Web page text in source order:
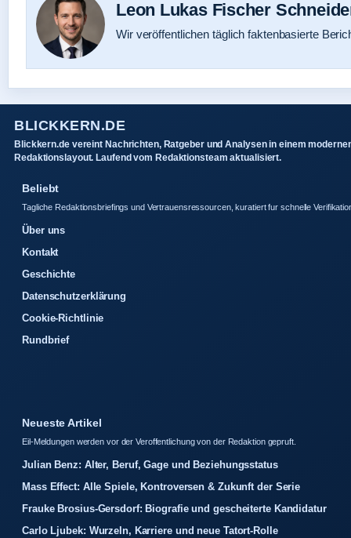
Leon Lukas Fischer
Wir veröffentlichen täglich faktenbasierte
BLICKKERN.DE
Blickkern.de vereint Nachrichten, Ratgeber und Analysen in einem
Redaktionslayout. Laufend vom Redaktionsteam aktualisiert.
Beliebt
Tagliche Redaktionsbriefings und Vertrauensressourcen, kuratiert fur schnelle
Über uns
Kontakt
Geschichte
Datenschutzerklärung
Cookie-Richtlinie
Rundbrief
Neueste Artikel
Eil-Meldungen werden vor der Veroffentlichung von der Redaktion gepruft.
Julian Benz: Alter, Beruf, Gage und Beziehungsstatus
Mass Effect: Alle Spiele, Kontroversen & Zukunft der Serie
Frauke Brosius-Gersdorf: Biografie und gescheiterte Kandidatur
Carlo Ljubek: Wurzeln, Karriere und neue Tatort-Rolle